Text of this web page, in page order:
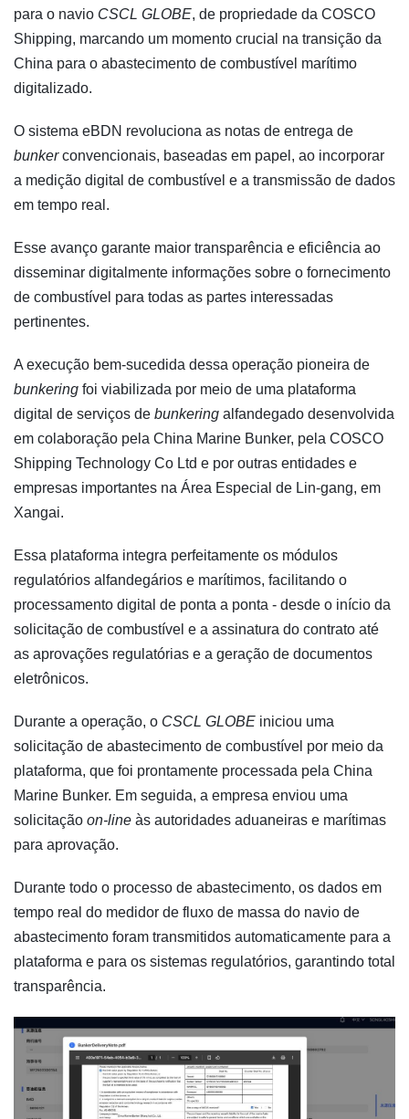
para o navio CSCL GLOBE, de propriedade da COSCO
Shipping, marcando um momento crucial na transição da
China para o abastecimento de combustível marítimo
digitalizado.
O sistema eBDN revoluciona as notas de entrega de
bunkerconvencionais, baseadas em papel, ao incorporar
a medição digital de combustível e a transmissão de dados
em tempo real.
Esse avanço garante maior transparência e eficiência ao
disseminar digitalmente informações sobre o fornecimento
de combustível para todas as partes interessadas
pertinentes.
A execução bem-sucedida dessa operação pioneira de
bunkering foi viabilizada por meio de uma plataforma
digital de serviços de bunkering alfandegado desenvolvida
em colaboração pela China Marine Bunker, pela COSCO
Shipping Technology Co Ltd e por outras entidades e
empresas importantes na Área Especial de Lin-gang, em
Xangai.
Essa plataforma integra perfeitamente os módulos
regulatórios alfandegários e marítimos, facilitando o
processamento digital de ponta a ponta - desde o início da
solicitação de combustível e a assinatura do contrato até
as aprovações regulatórias e a geração de documentos
eletrônicos.
Durante a operação, o CSCL GLOBE iniciou uma
solicitação de abastecimento de combustível por meio da
plataforma, que foi prontamente processada pela China
Marine Bunker. Em seguida, a empresa enviou uma
solicitação on-line às autoridades aduaneiras e marítimas
para aprovação.
Durante todo o processo de abastecimento, os dados em
tempo real do medidor de fluxo de massa do navio de
abastecimento foram transmitidos automaticamente para a
plataforma e para os sistemas regulatórios, garantindo total
transparência.